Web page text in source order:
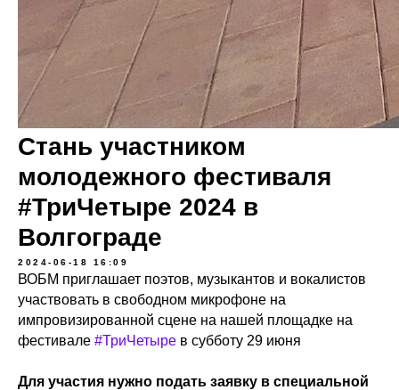
Стань участником
молодежного фестиваля
#ТриЧетыре 2024 в
Волгограде
2024-06-18 16:09
ВОБМ приглашает поэтов, музыкантов и вокалистов
участвовать в свободном микрофоне на
импровизированной сцене на нашей площадке на
фестивале #ТриЧетыре в субботу 29 июня
Для участия нужно подать заявку в специальной